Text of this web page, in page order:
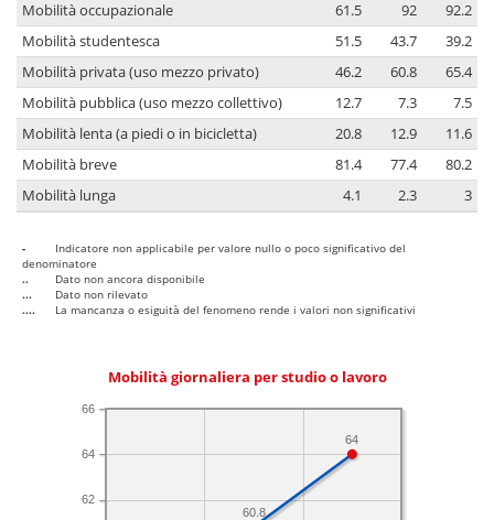
Mobilità occupazionale
61.5 92
92.2
Mobilità studentesca
51.5 43.7
39.2
Mobilità privata (uso mezzo privato)
46.2 60.8
65.4
Mobilità pubblica (uso mezzo collettivo)
12.7 7.3
7.5
Mobilità lenta (a piedi o in bicicletta)
20.8 12.9
11.6
Mobilità breve
81.4 77.4
80.2
Mobilità lunga
4.1 2.3 3
-
Indicatore non applicabile per valore nullo o poco significativo del
denominatore
..
Dato non ancora disponibile
...
Dato non rilevato
....
La mancanza o esiguità del fenomeno rende i valori non significativi
Mobilità giornaliera per studio o lavoro
62
64
66
64
60.8